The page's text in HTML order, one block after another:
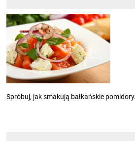
Spróbuj, jak smakują bałkańskie pomidory.